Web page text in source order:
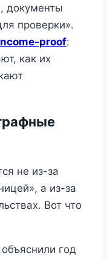
документы
проверки».
proof:
как их
не из-за
а из-за
Вот что
год